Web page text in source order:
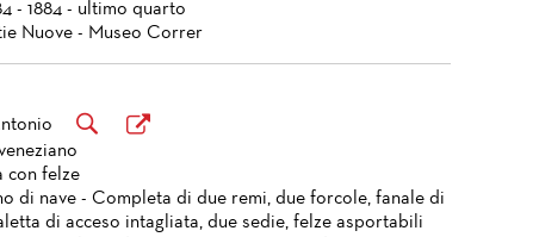
- 1884 - ultimo quarto
Nuove - Museo Correr
con felze
di nave - Completa di due remi, due forcole, fanale di
di acceso intagliata, due sedie, felze asportabili